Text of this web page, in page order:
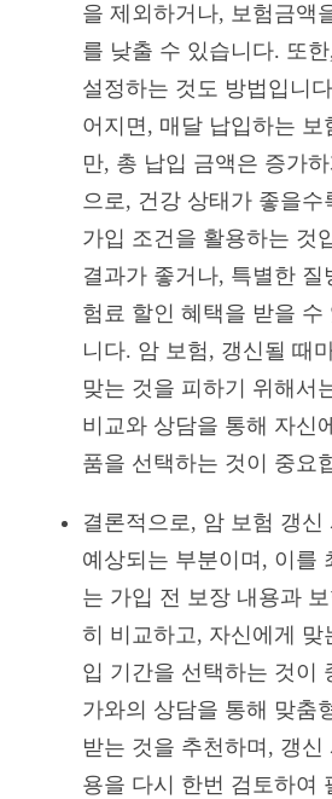
을 제외하거나, 보험금액
를 낮출 수 있습니다. 또
설정하는 것도 방법입니
어지면, 매달 납입하는 보
만, 총 납입 금액은 증가
으로, 건강 상태가 좋을수
가입 조건을 활용하는 것
결과가 좋거나, 특별한 질
험료 할인 혜택을 받을 수
니다. 암 보험, 갱신될 때
맞는 것을 피하기 위해서
비교와 상담을 통해 자신
품을 선택하는 것이 중요
결론적으로, 암 보험 갱신
예상되는 부분이며, 이를
는 가입 전 보장 내용과
히 비교하고, 자신에게 맞
입 기간을 선택하는 것이
가와의 상담을 통해 맞춤
받는 것을 추천하며, 갱신
용을 다시 한번 검토하여